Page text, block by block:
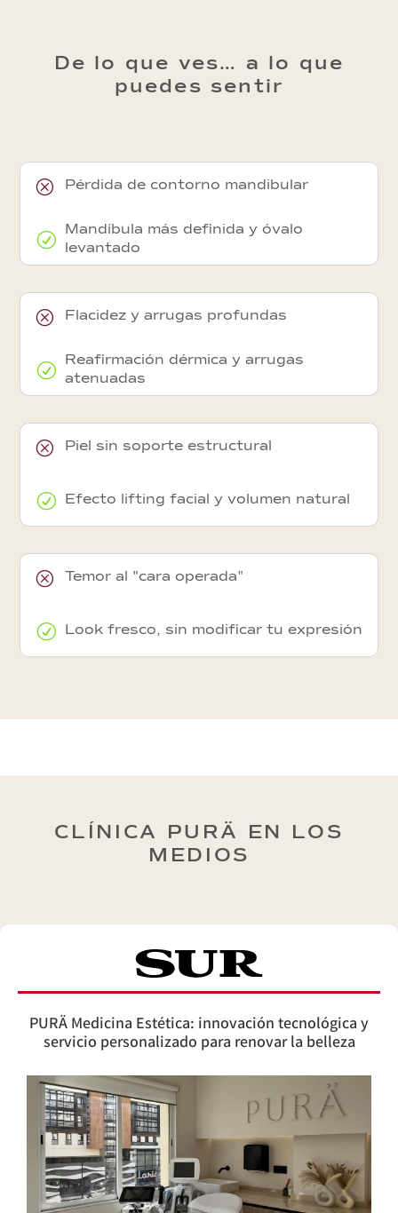
De lo que ves… a lo que
puedes sentir
Q Pérdida de contorno mandibular
R
Mandíbula más definida y óvalo
levantado
Q Flacidez y arrugas profundas
R
Reafirmación dérmica y arrugas
atenuadas
Q Piel sin soporte estructural
R Efecto lifting facial y volumen natural
Q Temor al "cara operada"
R Look fresco, sin modificar tu expresión
CLÍNICA PURÄ EN LOS
MEDIOS
PURÄ Medicina Estética: innovación tecnológica y
servicio personalizado para renovar la belleza